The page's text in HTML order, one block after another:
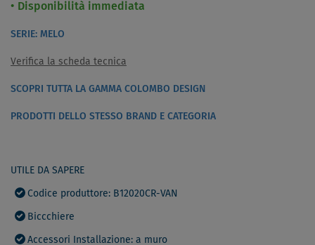
Disponibilità immediata
SERIE: MELO
Verifica la scheda tecnica
SCOPRI TUTTA LA GAMMA COLOMBO DESIGN
PRODOTTI DELLO STESSO BRAND E CATEGORIA
UTILE DA SAPERE
Codice produttore: B12020CR-VAN
Biccchiere
Accessori Installazione: a muro